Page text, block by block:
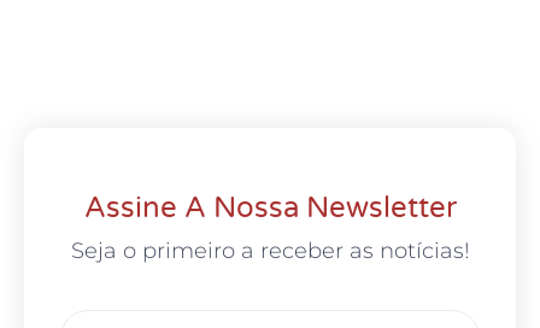
Assine A Nossa Newsletter
Seja o primeiro a receber as notícias!